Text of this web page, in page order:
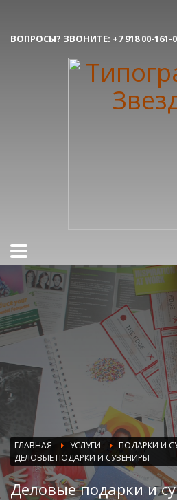
1 Вы делаете заявку.
Согласовываем макет.
Получаете готовый заказ!
ВОПРОСЫ? ЗВОНИТЕ: +7 918 00-161-
ГЛАВНАЯ УСЛУГИ
ПОДАРКИ И
ДЕЛОВЫЕ ПОДАРКИ И СУВЕНИРЫ
Деловые подарки и